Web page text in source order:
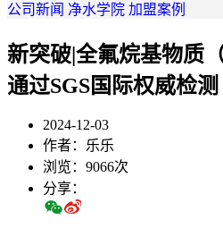
公司新闻 净水学院 加盟案例
新突破|全氟烷基物质
通过SGS国际权威检测
2024-12-03
作者：乐乐
浏览：9066次
分享：